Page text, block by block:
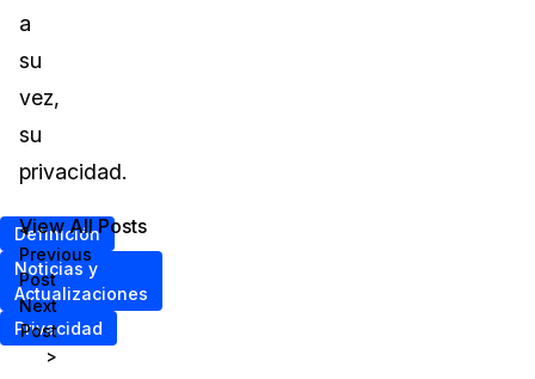
a
su
vez,
su
privacidad.
Definición
Noticias y
Actualizaciones
Privacidad
<
Previous
Post
Next
Post
>
View All Posts